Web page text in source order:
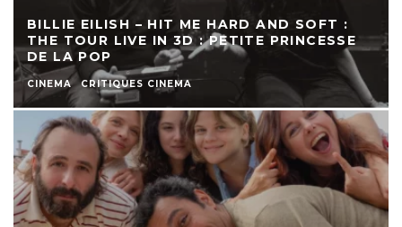
BILLIE EILISH – HIT ME HARD AND SOFT :
THE TOUR LIVE IN 3D : PETITE PRINCESSE
DE LA POP
CINEMA CRITIQUES CINEMA